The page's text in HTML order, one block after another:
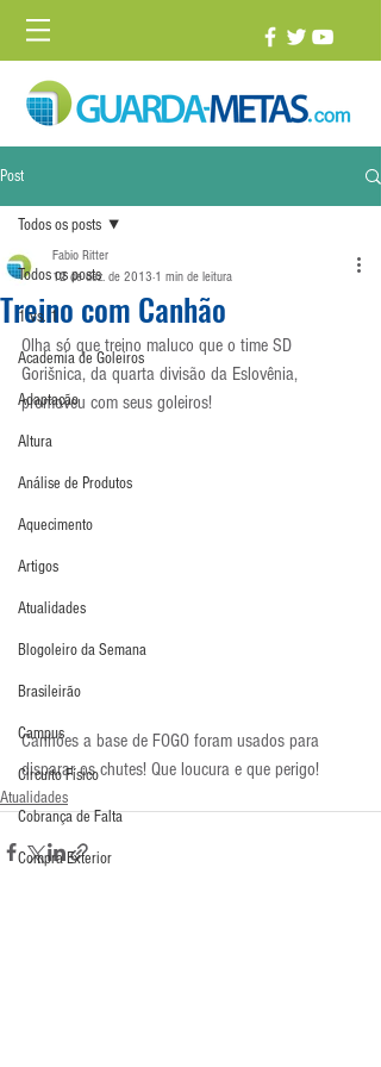
Post
Todos os posts
1 vs. 1
Academia de Goleiros
Adaptação
Altura
Análise de Produtos
Aquecimento
Artigos
Atualidades
Blogoleiro da Semana
Brasileirão
Campus
Circuito Físico
Cobrança de Falta
Compra Exterior
Todos os posts
Treino com Canhão
Fabio Ritter
12 de dez. de 2013 1 min de leitura
Olha só que treino maluco que o time SD
Gorišnica, da quarta divisão da Eslovênia,
promoveu com seus goleiros!
Canhões a base de FOGO foram usados para
disparar os chutes! Que loucura e que perigo!
Atualidades